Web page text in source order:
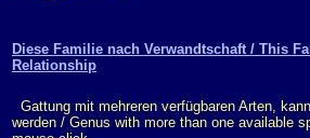
Diese Familie nach Verwandtschaft / This
Relationship
Gattung mit mehreren verfügbaren Arten,
werden / Genus with more than one available